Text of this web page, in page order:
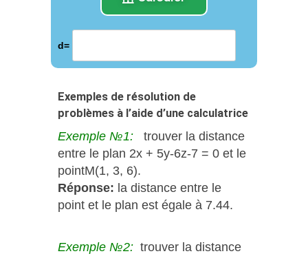
d=
Exemples de résolution de
problèmes à l’aide d’une calculatrice
Exemple №1:
trouver la distance
entre le plan 2x + 5y-6z-7 = 0 et le
pointM(1, 3, 6).
Réponse: la distance entre le
point et le plan est égale à 7.44.
Exemple №2: trouver la distance